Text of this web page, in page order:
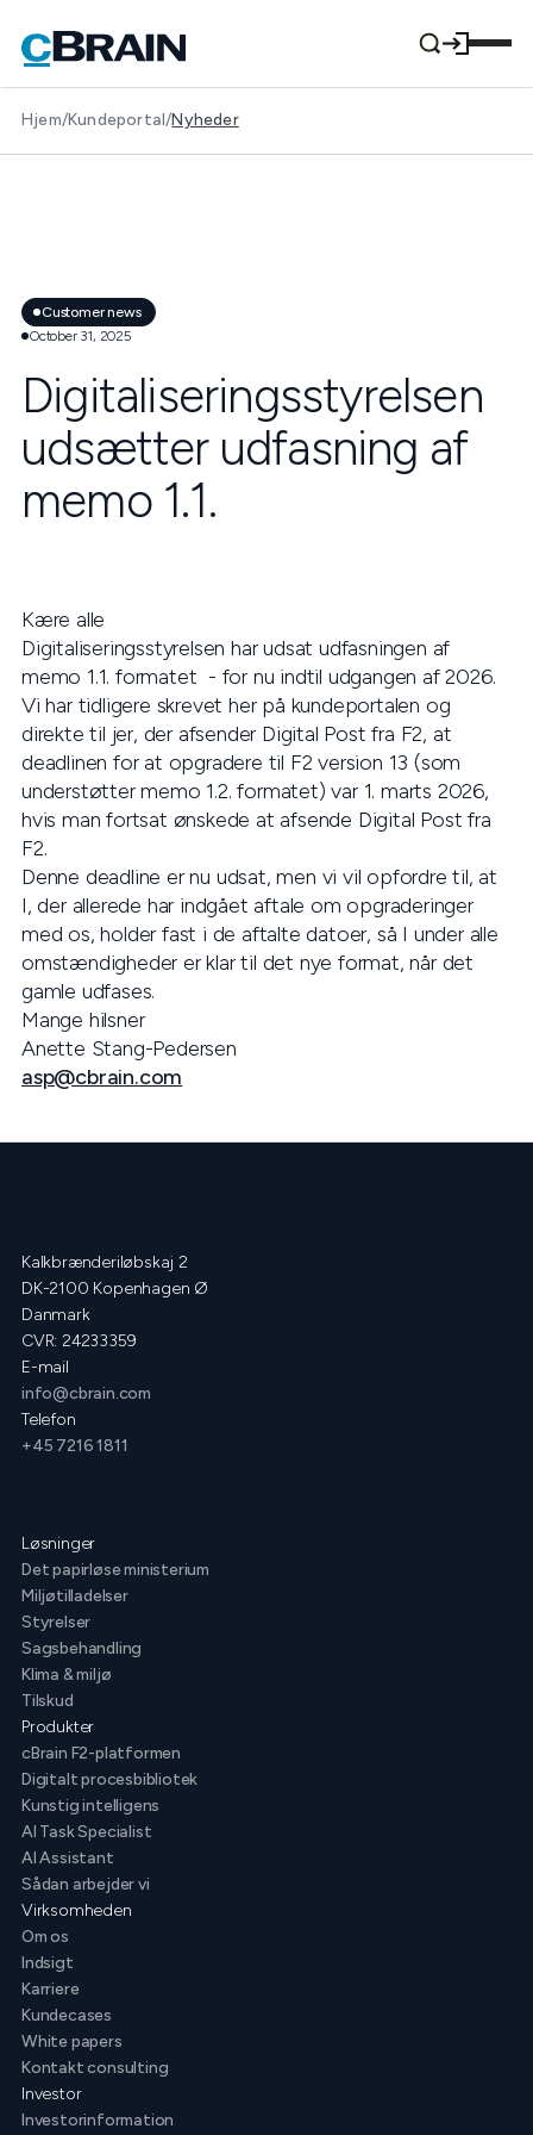
Hjem/Kundeportal/Nyheder
Customer news
October 31, 2025
Digitaliseringsstyrelsen
udsætter udfasning af
memo 1.1.
Kære alle
Digitaliseringsstyrelsen har udsat udfasningen af
memo 1.1. formatet - for nu indtil udgangen af 2026.
Vi har tidligere skrevet her på kundeportalen og
direkte til jer, der afsender Digital Post fra F2, at
deadlinen for at opgradere til F2 version 13 (som
understøtter memo 1.2. formatet) var 1. marts 2026,
hvis man fortsat ønskede at afsende Digital Post fra
F2.
Denne deadline er nu udsat, men vi vil opfordre til, at
I, der allerede har indgået aftale om opgraderinger
med os, holder fast i de aftalte datoer, så I under alle
omstændigheder er klar til det nye format, når det
gamle udfases.
Mange hilsner
Anette Stang-Pedersen
asp@cbrain.com
Kalkbrænderiløbskaj 2
DK-2100 Kopenhagen Ø
Danmark
CVR: 24233359
E-mail
info@cbrain.com
Telefon
+45 7216 1811
Løsninger
Det papirløse ministerium
Miljøtilladelser
Styrelser
Sagsbehandling
Klima & miljø
Tilskud
Produkter
cBrain F2-platformen
Digitalt procesbibliotek
Kunstig intelligens
AI Task Specialist
AI Assistant
Sådan arbejder vi
Virksomheden
Om os
Indsigt
Karriere
Kundecases
White papers
Kontakt consulting
Investor
Investorinformation